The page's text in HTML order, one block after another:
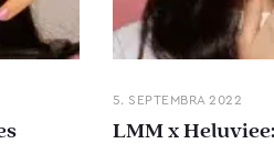
5. SEPTEMBRA 2022
LMM x